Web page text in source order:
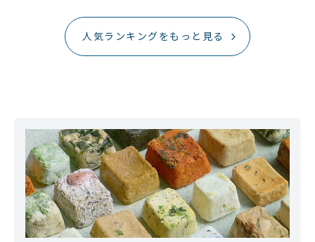
人気ランキングをもっと見る